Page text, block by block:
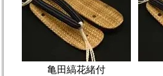
亀田縞花緒付